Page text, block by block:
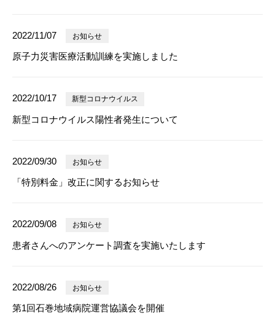
2022/11/07 お知らせ
原子力災害医療活動訓練を実施しました
2022/10/17 新型コロナウイルス
新型コロナウイルス陽性者発生について
2022/09/30 お知らせ
「特別料金」改正に関するお知らせ
2022/09/08 お知らせ
患者さんへのアンケート調査を実施いたします
2022/08/26 お知らせ
第1回石巻地域病院運営協議会を開催